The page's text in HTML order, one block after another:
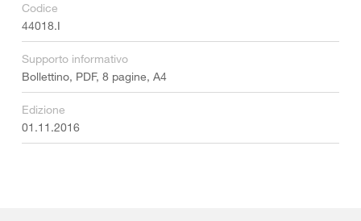
Codice
44018.I
Supporto informativo
Bollettino, PDF, 8 pagine, A4
Edizione
01.11.2016